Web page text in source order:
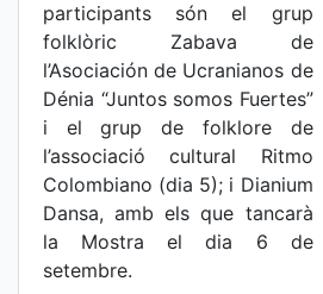
participants són el grup
folklòric Zabava de
l’Asociación de Ucranianos de
Dénia “Juntos somos Fuertes”
i el grup de folklore de
l’associació cultural Ritmo
Colombiano (dia 5); i Dianium
Dansa, amb els que tancarà
la Mostra el dia 6 de
setembre.